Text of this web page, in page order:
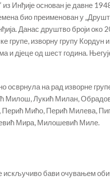
Инђије основан је давне
био преименован у
Данас друштво броји око
групе, изворну групу
и дјеце од шест година.
осврнула на рад изворне
Милош, Лукић Милан,
Перић Мићо, Перић Милева,
Мира, Милошевић Миле.
искључиво бави очувањем